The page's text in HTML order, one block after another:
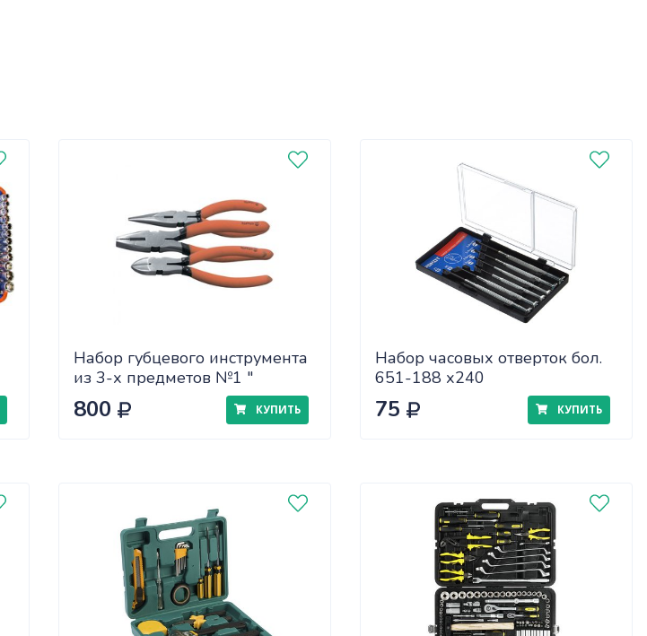
Набор губцевого инструмента
из 3-х предметов №1 "
SPARTA " ( 13544 )
800 КУПИТЬ
Набор часовых отверток бол.
651-188 х240
75 КУПИТЬ